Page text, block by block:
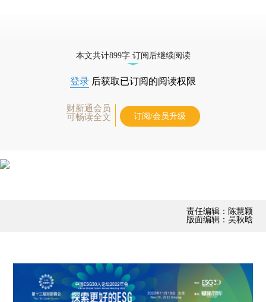
本文共计899字 订阅后继续阅读
登录 后获取已订阅的阅读权限
财新通会员
可畅读全文
订阅/会员升级
责任编辑：陈慧颖
版面编辑：吴秋晗